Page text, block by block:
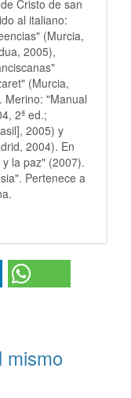
Cristo de san
al italiano:
(Murcia,
2005),
(Murcia,
Merino: "Manual
2ª ed.;
2005) y
2004). En
la paz" (2007).
Pertenece a
mismo